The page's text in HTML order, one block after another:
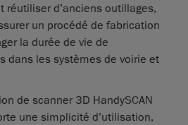
réutiliser d’anciens outillages,
un procédé de fabrication
la durée de vie de
dans les systèmes de voirie et
de scanner 3D HandySCAN
une simplicité d’utilisation,